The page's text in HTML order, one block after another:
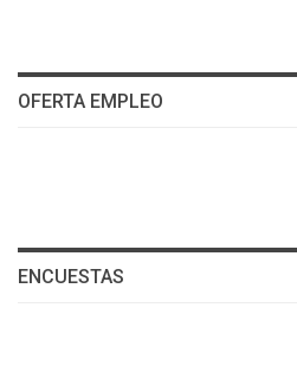
OFERTA EMPLEO
ENCUESTAS